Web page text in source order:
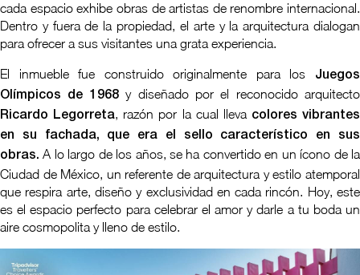
cada espacio exhibe obras de artistas de renombre internacional.
Dentro y fuera de la propiedad, el arte y la arquitectura dialogan
para ofrecer a sus visitantes una grata experiencia.
El inmueble fue construido originalmente para los
Juegos
Olímpicos de 1968y diseñado por el reconocido arquitecto
Ricardo Legorreta, razón por la cual lleva colores vibrantes
en su fachada, que era el sello característico en sus
obras. A lo largo de los años, se ha convertido en un ícono de la
Ciudad de México, un referente de arquitectura y estilo atemporal
que respira arte, diseño y exclusividad en cada rincón. Hoy, este
es el espacio perfecto para celebrar el amor y darle a tu boda un
aire cosmopolita y lleno de estilo.